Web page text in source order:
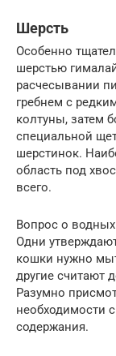
Шерсть
Особенно
шерстью
расчесывании
гребнем с
колтуны, затем
специальной
шерстинок.
область под
всего.
Вопрос о
Одни
кошки нужно
другие считают
Разумно
необходимости
содержания.